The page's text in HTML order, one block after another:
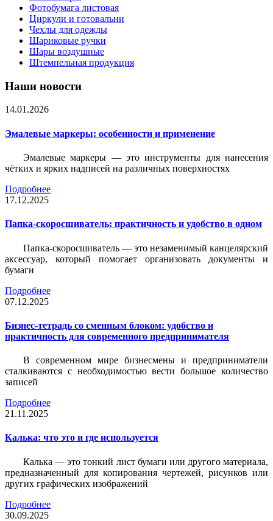
Фотобумага листовая
Циркули и готовальни
Чехлы для одежды
Шариковые ручки
Шары воздушные
Штемпельная продукция
Наши новости
14.01.2026
Эмалевые маркеры: особенности и применение
Эмалевые маркеры — это инструменты для нанесения
чётких и ярких надписей на различных поверхностях
Подробнее
17.12.2025
Папка-скоросшиватель: практичность и удобство в одном
Папка-скоросшиватель — это незаменимый канцелярский
аксессуар, который помогает организовать документы и
бумаги
Подробнее
07.12.2025
Бизнес-тетрадь со сменным блоком: удобство и
практичность для современного предпринимателя
В современном мире бизнесмены и предприниматели
сталкиваются с необходимостью вести большое количество
записей
Подробнее
21.11.2025
Калька: что это и где используется
Калька — это тонкий лист бумаги или другого материала,
предназначенный для копирования чертежей, рисунков или
других графических изображений
Подробнее
30.09.2025